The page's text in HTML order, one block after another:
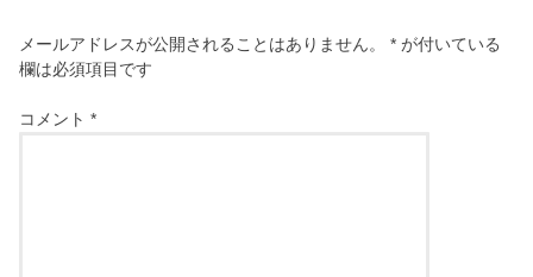
メールアドレスが公開されることはありません。 * が付いている
欄は必須項目です
コメント*